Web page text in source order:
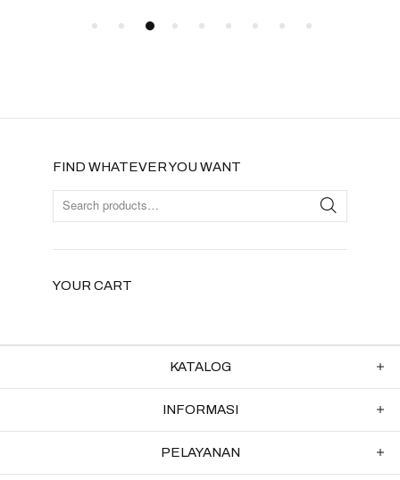
FIND WHATEVER YOU WANT
YOUR CART
KATALOG
INFORMASI
PELAYANAN